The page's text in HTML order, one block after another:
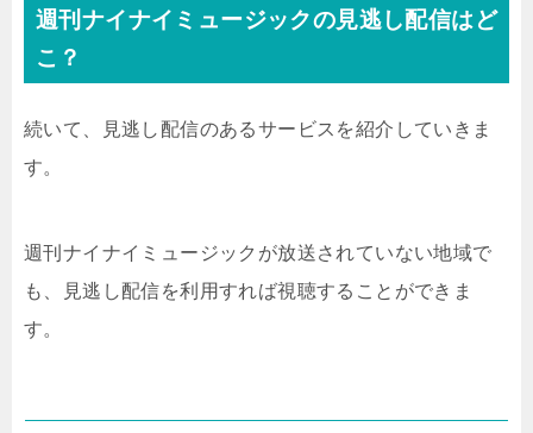
週刊ナイナイミュージックの見逃し配信はど
こ？
続いて、見逃し配信のあるサービスを紹介していきま
す。
週刊ナイナイミュージックが放送されていない地域で
も、見逃し配信を利用すれば視聴することができま
す。